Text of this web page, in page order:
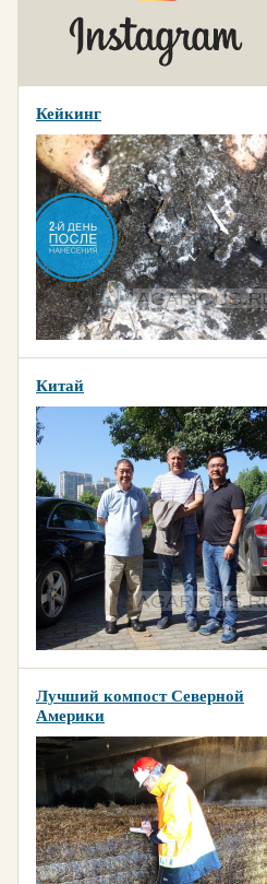
Кейкинг
Китай
Лучший компост Северной
Америки